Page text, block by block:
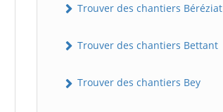
Trouver des chantiers Béréziat
Trouver des chantiers Bettant
Trouver des chantiers Bey